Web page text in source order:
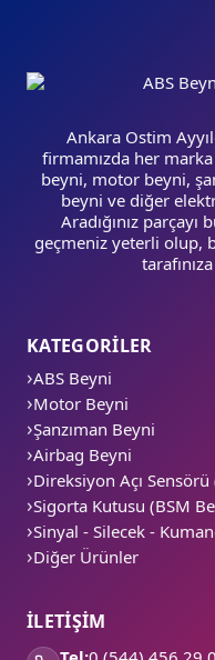
Ankara Ostim
firmamızda her
beyni, motor beyni,
beyni ve diğer
Aradığınız
geçmeniz yeterli olup,
KATEGORİLER
ABS Beyni
Motor Beyni
Şanzıman Beyni
Airbag Beyni
Direksiyon Açı Sensörü
Sigorta Kutusu (BSM
Sinyal - Silecek -
Diğer Ürünler
İLETİŞİM